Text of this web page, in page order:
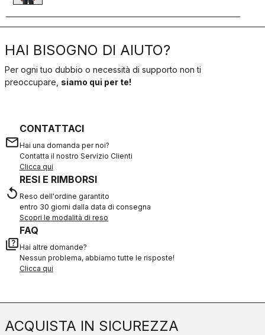
HAI BISOGNO DI AIUTO?
Per ogni tuo dubbio o necessità di supporto non ti
preoccupare, siamo qui per te!
email
CONTATTACI
Hai una domanda per noi?
Contatta il nostro Servizio Clienti
Clicca qui
replay
RESI E RIMBORSI
Reso dell'ordine garantito
entro 30 giorni dalla data di consegna
Scopri le modalità di reso
quiz
FAQ
Hai altre domande?
Nessun problema, abbiamo tutte le risposte!
Clicca qui
ACQUISTA IN SICUREZZA